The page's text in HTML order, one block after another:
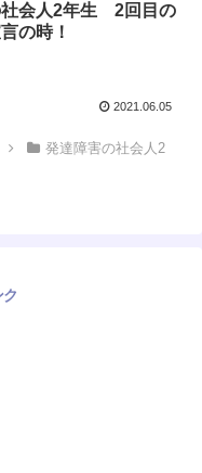
社会人2年生 2回目の
の時！
2021.06.05
発達障害の社会人2